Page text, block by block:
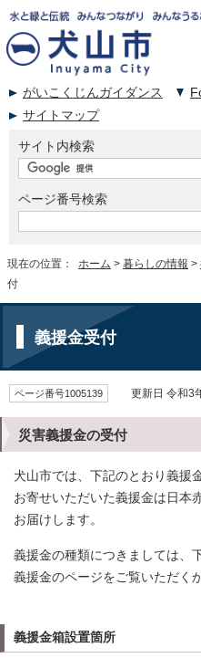
がいこくじんガイダンス
サイトマップ
サイト内検索
ページ番号検索
現在の位置： ホーム > 暮らしの情報 >
付
義援金受付
ページ番号1005139 更新日 令和3
災害義援金の受付
犬山市では、下記のとおり義援
お寄せいただいた義援金は日本
お届けします。
義援金の種類につきましては、
義援金のページをご覧いただく
義援金箱設置箇所